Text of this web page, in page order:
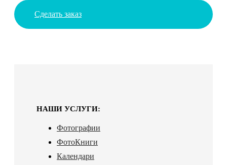
Сделать заказ
НАШИ УСЛУГИ:
Фотографии
ФотоКниги
Календари